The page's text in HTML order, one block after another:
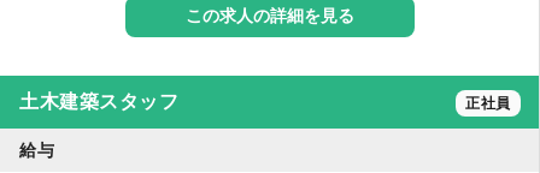
この求人の詳細を見る
土木建築スタッフ 正社員
給与